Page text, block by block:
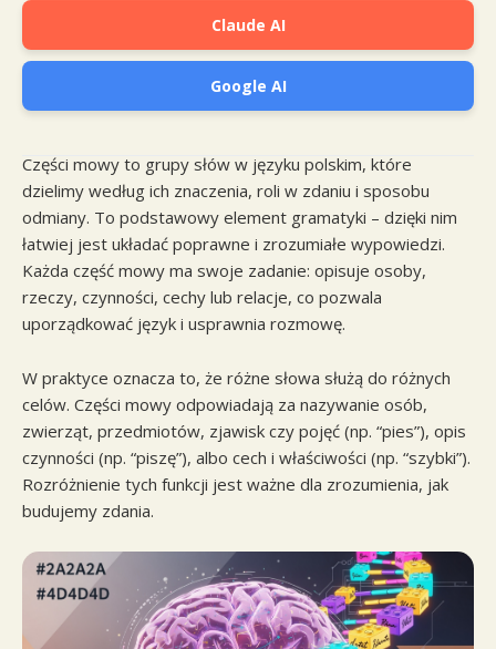
Claude AI
Google AI
Części mowy to grupy słów w języku polskim, które
dzielimy według ich znaczenia, roli w zdaniu i sposobu
odmiany. To podstawowy element gramatyki – dzięki nim
łatwiej jest układać poprawne i zrozumiałe wypowiedzi.
Każda część mowy ma swoje zadanie: opisuje osoby,
rzeczy, czynności, cechy lub relacje, co pozwala
uporządkować język i usprawnia rozmowę.
W praktyce oznacza to, że różne słowa służą do różnych
celów. Części mowy odpowiadają za nazywanie osób,
zwierząt, przedmiotów, zjawisk czy pojęć (np. “pies”), opis
czynności (np. “piszę”), albo cech i właściwości (np. “szybki”).
Rozróżnienie tych funkcji jest ważne dla zrozumienia, jak
budujemy zdania.